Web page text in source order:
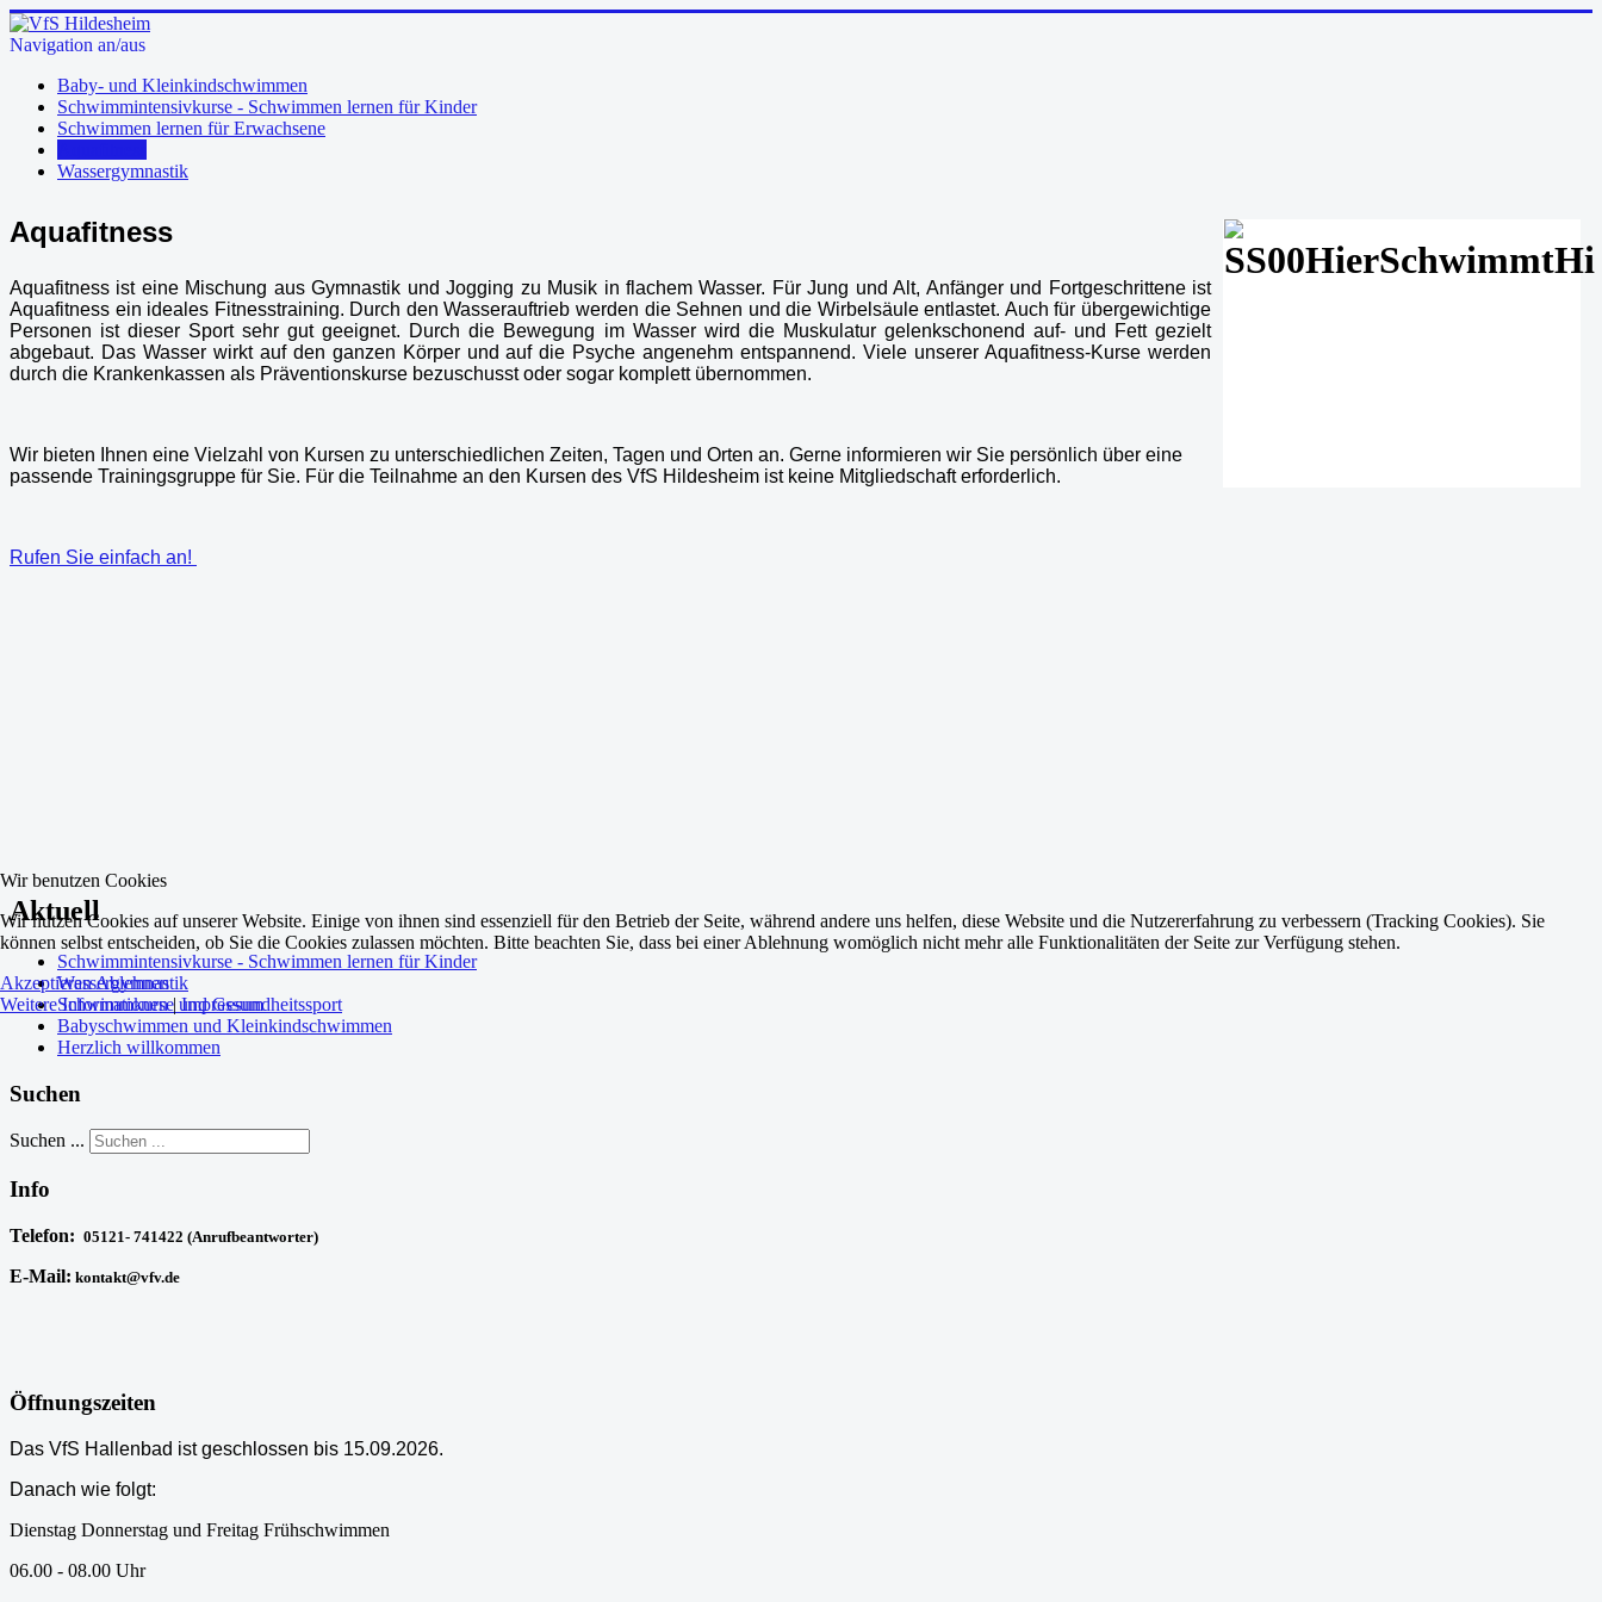
Navigation an/aus
Baby- und Kleinkindschwimmen
Schwimmintensivkurse - Schwimmen lernen für Kinder
Schwimmen lernen für Erwachsene
Wassergymnastik
Aquafitness
Aquafitness ist eine Mischung aus Gymnastik und Jogging zu Musik in flachem Wasser. Für Jung und Alt, Anfänger und Fortgeschrittene ist
Aquafitness ein ideales Fitnesstraining. Durch den Wasserauftrieb werden die Sehnen und die Wirbelsäule entlastet. Auch für übergewichtige
Personen ist dieser Sport sehr gut geeignet. Durch die Bewegung im Wasser wird die Muskulatur gelenkschonend auf- und Fett gezielt
abgebaut. Das Wasser wirkt auf den ganzen Körper und auf die Psyche angenehm entspannend. Viele unserer Aquafitness-Kurse werden
durch die Krankenkassen als Präventionskurse bezuschusst oder sogar komplett übernommen.
Wir bieten Ihnen eine Vielzahl von Kursen zu unterschiedlichen Zeiten, Tagen und Orten an. Gerne informieren wir Sie persönlich über eine
passende Trainingsgruppe für Sie. Für die Teilnahme an den Kursen des VfS Hildesheim ist keine Mitgliedschaft erforderlich.
Rufen Sie einfach an!
Aktuell
Schwimmintensivkurse - Schwimmen lernen für Kinder
Wassergymnastik
Schwimmkurse und Gesundheitssport
Babyschwimmen und Kleinkindschwimmen
Herzlich willkommen
Suchen
Suchen ...
Info
Telefon: 05121- 741422 (Anrufbeantworter)
E-Mail: kontakt@vfv.de
Öffnungszeiten
Das VfS Hallenbad ist geschlossen bis 15.09.2026.
Danach wie folgt:
Dienstag Donnerstag und Freitag Frühschwimmen
06.00 - 08.00 Uhr
Wir benutzen Cookies
Wir nutzen Cookies auf unserer Website. Einige von ihnen sind essenziell für den Betrieb der Seite, während andere uns helfen, diese Website und die Nutzererfahrung zu verbessern (Tracking Cookies). Sie
können selbst entscheiden, ob Sie die Cookies zulassen möchten. Bitte beachten Sie, dass bei einer Ablehnung womöglich nicht mehr alle Funktionalitäten der Seite zur Verfügung stehen.
AkzeptierenAblehnen
Weitere Informationen|Impressum